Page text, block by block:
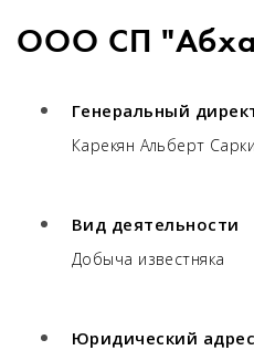
ООО СП
Генеральный
Карекян Альберт
Вид деятельности
Добыча известняка
Юридический адрес